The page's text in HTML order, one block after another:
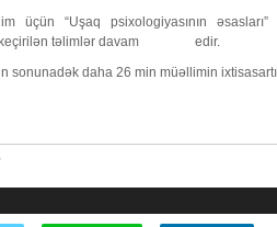
üçün “Uşaq psixologiyasının
keçirilən təlimlər davam edir.
sonunadək daha 26 min müəllimin